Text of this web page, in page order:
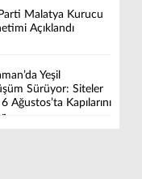
Malatya Kurucu
Açıklandı
Yeşil
Sürüyor: Siteler
6 Ağustos’ta Kapılarını